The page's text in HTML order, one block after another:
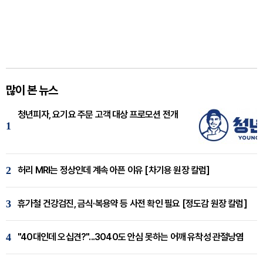
많이 본 뉴스
1
청년피자, 요기요 주문 고객 대상 프로모션 전개
2 허리 MRI는 정상인데 계속 아픈 이유 [차기용 원장 칼럼]
3 휴가철 건강검진, 금식·복용약 등 사전 확인 필요 [정도감 원장 칼럼]
4 "40대인데 오십견?"...3040도 안심 못하는 어깨 유착성 관절낭염